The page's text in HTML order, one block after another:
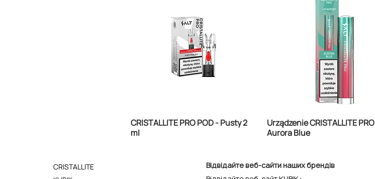
CRISTALLITE PRO POD - Pusty 2
ml
Urządzenie CRISTALLITE PRO
Aurora Blue
CRISTALLITE
Відвідайте веб-сайти наших брендів